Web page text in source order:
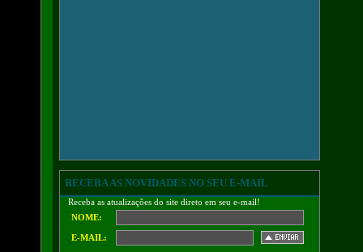
RECEBA AS NOVIDADES NO SEU E-MAIL
Receba as atualizações do site direto em seu e-mail!
NOME:
E-MAIL: